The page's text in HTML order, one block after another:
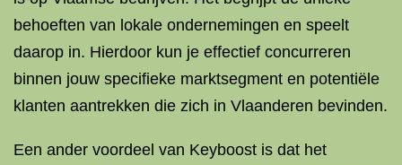
behoeften van lokale ondernemingen en speelt
daarop in. Hierdoor kun je effectief concurreren
binnen jouw specifieke marktsegment en potentiële
klanten aantrekken die zich in Vlaanderen bevinden.
Een ander voordeel van Keyboost is dat het